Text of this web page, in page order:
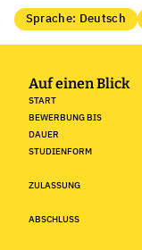
Sprache: Deutsch
Auf einen Blick
START
BEWERBUNG BIS
DAUER
STUDIENFORM
ZULASSUNG
ABSCHLUSS